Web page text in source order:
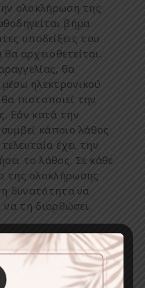
ολοκλήρωση της
βήμα
υποδείξεις του
θα αρχειοθετείται.
, θα
μέσω ηλεκτρονικού
θα πιστοποιεί την
. Εάν κατά την
συμβεί κάποιο λάθος
τελευταία έχει την
το λάθος. Σε κάθε
της ολοκλήρωσης
δυνατότητα να
να τη διορθώσει.
πηρέτηση όλων όσων
α siteτης
ακόλουθους